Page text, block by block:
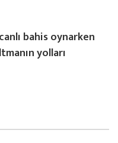
bahis oynarken
yolları